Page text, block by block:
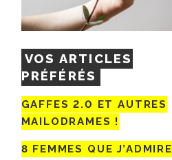
VOS ARTICLES
PRÉFÉRÉS
GAFFES 2.0 ET AUTRES
MAILODRAMES !
8 FEMMES QUE J’ADMIRE